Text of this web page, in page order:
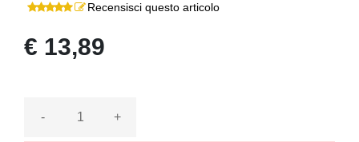
Recensisci questo articolo
€ 13,89
- +